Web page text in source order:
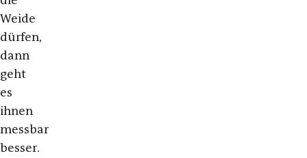
Weide
dürfen,
dann
geht
es
ihnen
messbar
besser.